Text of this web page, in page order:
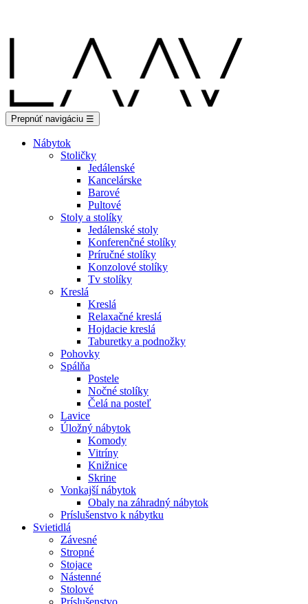
Prepnúť navigáciu ☰
Nábytok
Stoličky
Jedálenské
Kancelárske
Barové
Pultové
Stoly a stolíky
Jedálenské stoly
Konferenčné stolíky
Príručné stolíky
Konzolové stolíky
Tv stolíky
Kreslá
Kreslá
Relaxačné kreslá
Hojdacie kreslá
Taburetky a podnožky
Pohovky
Spálňa
Postele
Nočné stolíky
Čelá na posteľ
Lavice
Úložný nábytok
Komody
Vitríny
Knižnice
Skrine
Vonkajší nábytok
Obaly na záhradný nábytok
Príslušenstvo k nábytku
Svietidlá
Závesné
Stropné
Stojace
Nástenné
Stolové
Príslušenstvo